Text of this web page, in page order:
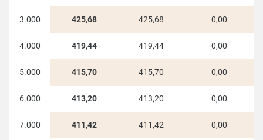
als auch für Sammelbesteller interessant. Für
einen Haushalt sind die Staffelpreise in der
aufschlussreiche Preisinformationen und
Staffelungen in allen weiteren Spalten der
Tabelle. Generell gilt: je höher die Menge der
3.000 425,68 425,68 0,00
4.000 419,44 419,44 0,00
5.000 415,70 415,70 0,00
6.000 413,20 413,20 0,00
7.000 411,42 411,42 0,00